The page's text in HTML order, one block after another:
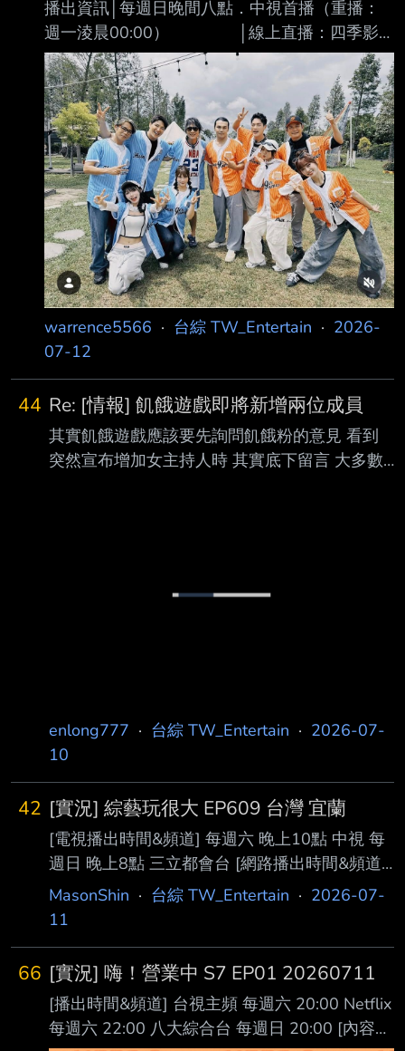
播出資訊│每週日晚間八點．中視首播（重播：
週一淩晨00:00） │線上直播：四季影
視．Hami Video．MOD │網路頻道：B
站．Dailymotion（週一更新）．Youtube（隔週
日22:00更新） │ 內容簡述│史上最餓劣
的食境節目 │想要擺脫餓名，就必須無
餓不作；萬餓贏為首，我要活下去 │ 錄
影資訊│06／04 主持人│孫協志、王仁甫、許
孟哲、蔡黃汝 來賓│陳子強、陳凡騏、龍語
申、林襄、維尼、林宜禾 感謝cj6u40大幫忙設計
新格式 本集相關照片
warrence5566 · 台綜 TW_Entertain · 2026-
07-12
44 Re: [情報] 飢餓遊戲即將新增兩位成員
其實飢餓遊戲應該要先詢問飢餓粉的意見 看到
突然宣布增加女主持人時 其實底下留言 大多數
enlong777 · 台綜 TW_Entertain · 2026-07-
10
42 [實況] 綜藝玩很大 EP609 台灣 宜蘭
[電視播出時間&頻道] 每週六 晚上10點 中視 每
週日 晚上8點 三立都會台 [網路播出時間&頻道]
每週六 晚上10點 四季線上 每週日 晚上8點
Vidol 每週日 晚上0點 愛奇藝 每週一 晚上7點 官
https://youtu.be/pjBD5JGJDN4?
si=bnN7obUliFfGZ7SQ
https://youtu.be/QwdkavX-8Ys?
si=mUatkYMl5TCKugT5 [主持人] 吳宗憲、
MasonShin · 台綜 TW_Entertain · 2026-07-
11
66 [實況] 嗨！營業中 S7 EP01 20260711
[播出時間&頻道] 台視主頻 每週六 20:00 Netflix
每週六 22:00 八大綜合台 每週日 20:00 [內容簡